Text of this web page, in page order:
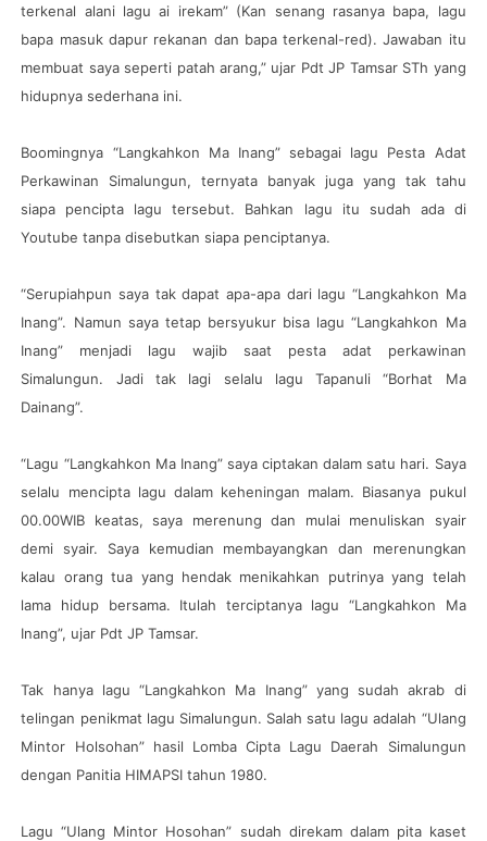
terkenal alani lagu ai irekam” (Kan senang rasanya bapa, lagu
bapa masuk dapur rekanan dan bapa terkenal-red). Jawaban itu
membuat saya seperti patah arang,” ujar Pdt JP Tamsar STh yang
hidupnya sederhana ini.
Boomingnya “Langkahkon Ma Inang” sebagai lagu Pesta Adat
Perkawinan Simalungun, ternyata banyak juga yang tak tahu
siapa pencipta lagu tersebut. Bahkan lagu itu sudah ada di
Youtube tanpa disebutkan siapa penciptanya.
“Serupiahpun saya tak dapat apa-apa dari lagu “Langkahkon Ma
Inang”. Namun saya tetap bersyukur bisa lagu “Langkahkon Ma
Inang” menjadi lagu wajib saat pesta adat perkawinan
Simalungun. Jadi tak lagi selalu lagu Tapanuli “Borhat Ma
Dainang”.
“Lagu “Langkahkon Ma Inang” saya ciptakan dalam satu hari. Saya
selalu mencipta lagu dalam keheningan malam. Biasanya pukul
00.00WIB keatas, saya merenung dan mulai menuliskan syair
demi syair. Saya kemudian membayangkan dan merenungkan
kalau orang tua yang hendak menikahkan putrinya yang telah
lama hidup bersama. Itulah terciptanya lagu “Langkahkon Ma
Inang”, ujar Pdt JP Tamsar.
Tak hanya lagu “Langkahkon Ma Inang” yang sudah akrab di
telingan penikmat lagu Simalungun. Salah satu lagu adalah “Ulang
Mintor Holsohan” hasil Lomba Cipta Lagu Daerah Simalungun
dengan Panitia HIMAPSI tahun 1980.
Lagu “Ulang Mintor Hosohan” sudah direkam dalam pita kaset